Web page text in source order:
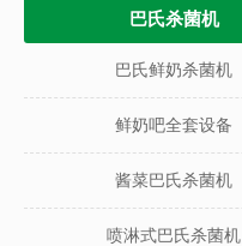
巴氏杀菌机
巴氏鲜奶杀菌机
鲜奶吧全套设备
酱菜巴氏杀菌机
喷淋式巴氏杀菌机